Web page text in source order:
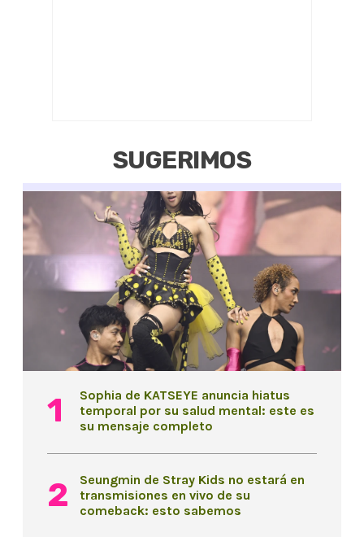
SUGERIMOS
Sophia de KATSEYE anuncia hiatus
temporal por su salud mental: este es
su mensaje completo
Seungmin de Stray Kids no estará en
transmisiones en vivo de su
comeback: esto sabemos